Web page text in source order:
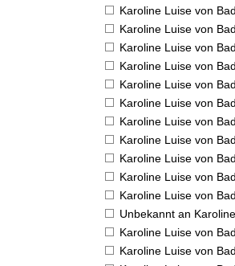
Karoline Luise von
Karoline Luise von
Karoline Luise von
Karoline Luise von
Karoline Luise von
Karoline Luise von
Karoline Luise von
Karoline Luise von
Karoline Luise von
Karoline Luise von
Karoline Luise von
Unbekannt an
Karoline Luise von
Karoline Luise von